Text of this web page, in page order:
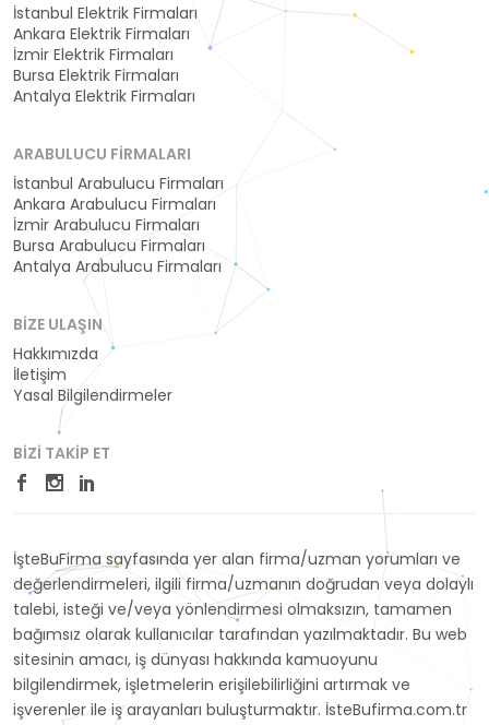
İstanbul Elektrik Firmaları
Ankara Elektrik Firmaları
İzmir Elektrik Firmaları
Bursa Elektrik Firmaları
Antalya Elektrik Firmaları
ARABULUCU FIRMALARI
İstanbul Arabulucu Firmaları
Ankara Arabulucu Firmaları
İzmir Arabulucu Firmaları
Bursa Arabulucu Firmaları
Antalya Arabulucu Firmaları
BIZE ULAŞIN
Hakkımızda
İletişim
Yasal Bilgilendirmeler
BIZI TAKIP ET
İşteBuFirma sayfasında yer alan firma/uzman yorumları ve
değerlendirmeleri, ilgili firma/uzmanın doğrudan veya dolaylı
talebi, isteği ve/veya yönlendirmesi olmaksızın, tamamen
bağımsız olarak kullanıcılar tarafından yazılmaktadır. Bu web
sitesinin amacı, iş dünyası hakkında kamuoyunu
bilgilendirmek, işletmelerin erişilebilirliğini artırmak ve
işverenler ile iş arayanları buluşturmaktır. İsteBufirma.com.tr